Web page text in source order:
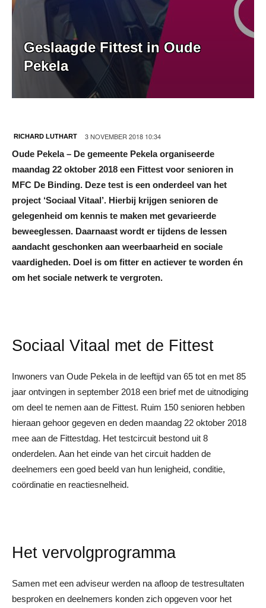
Geslaagde Fittest in Oude
Pekela
RICHARD LUTHART 3 NOVEMBER 2018 10:34
Oude Pekela – De gemeente Pekela organiseerde
maandag 22 oktober 2018 een Fittest voor senioren in
MFC De Binding. Deze test is een onderdeel van het
project ‘Sociaal Vitaal’. Hierbij krijgen senioren de
gelegenheid om kennis te maken met gevarieerde
beweeglessen. Daarnaast wordt er tijdens de lessen
aandacht geschonken aan weerbaarheid en sociale
vaardigheden. Doel is om fitter en actiever te worden én
om het sociale netwerk te vergroten.
Sociaal Vitaal met de Fittest
Inwoners van Oude Pekela in de leeftijd van 65 tot en met 85
jaar ontvingen in september 2018 een brief met de uitnodiging
om deel te nemen aan de Fittest. Ruim 150 senioren hebben
hieraan gehoor gegeven en deden maandag 22 oktober 2018
mee aan de Fittestdag. Het testcircuit bestond uit 8
onderdelen. Aan het einde van het circuit hadden de
deelnemers een goed beeld van hun lenigheid, conditie,
coördinatie en reactiesnelheid.
Het vervolgprogramma
Samen met een adviseur werden na afloop de testresultaten
besproken en deelnemers konden zich opgeven voor het